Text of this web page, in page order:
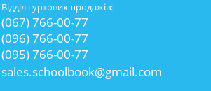
Відділ гуртових продажів:
(067) 766-00-77
(096) 766-00-77
(095) 766-00-77
sales.schoolbook@gmail.com